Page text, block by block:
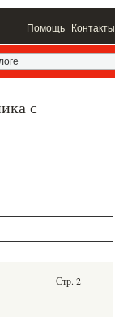
Помощь Контакты
с
Стр. 2